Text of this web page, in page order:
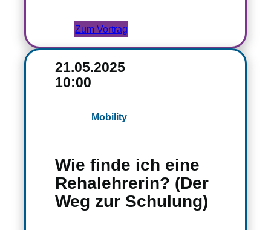
Zum Vortrag
21.05.2025
10:00
Mobility
Wie finde ich eine
Rehalehrerin? (Der
Weg zur Schulung)